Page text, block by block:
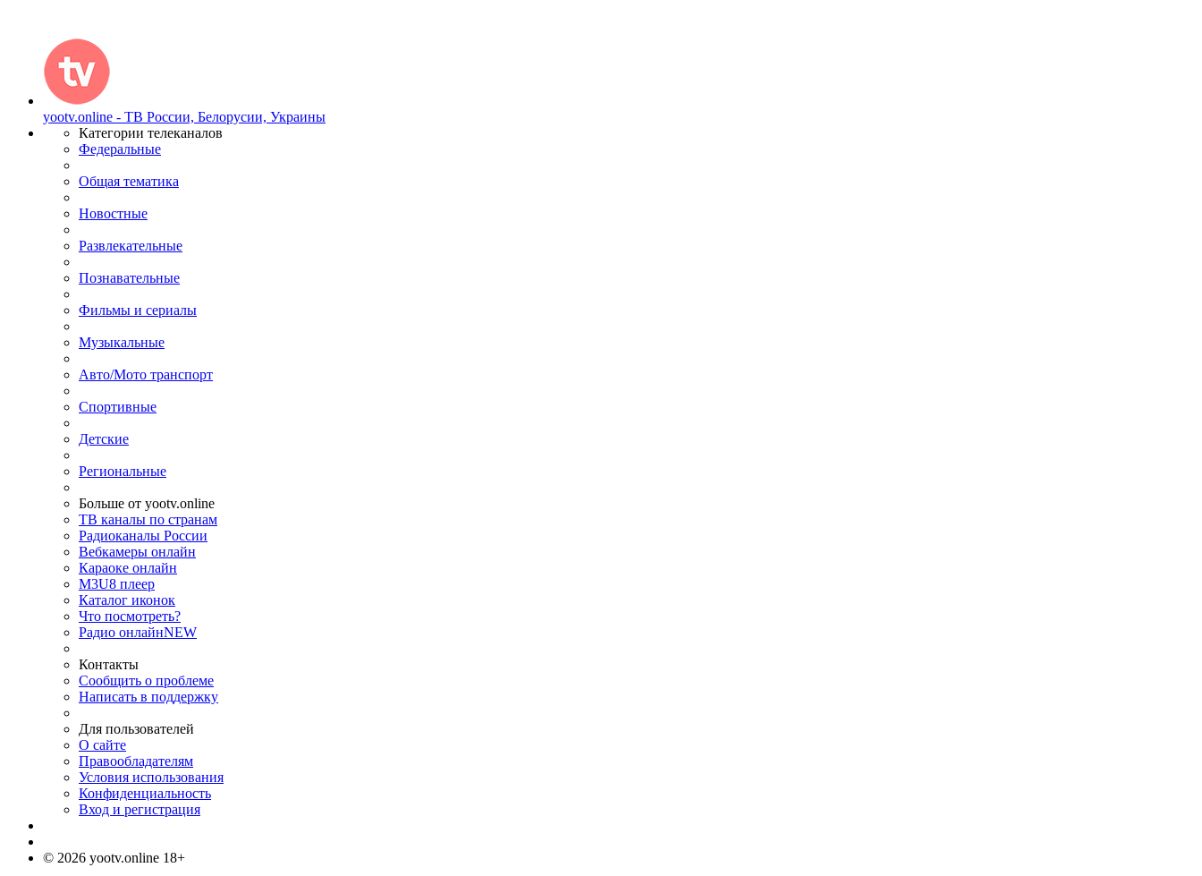
yootv.online - ТВ России, Белорусии, Украины
Категории телеканалов
Федеральные
Общая тематика
Новостные
Развлекательные
Познавательные
Фильмы и сериалы
Музыкальные
Авто/Мото транспорт
Спортивные
Детские
Региональные
Больше от yootv.online
ТВ каналы по странам
Радиоканалы России
Вебкамеры онлайн
Караоке онлайн
M3U8 плеер
Каталог иконок
Что посмотреть?
Радио онлайнNEW
Контакты
Сообщить о проблеме
Написать в поддержку
Для пользователей
О сайте
Правообладателям
Условия использования
Конфиденциальность
Вход и регистрация
© 2026 yootv.online 18+